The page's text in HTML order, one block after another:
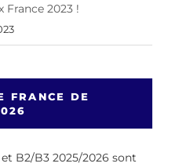
France 2023 !
FRANCE DE
B2/B3 2025/2026 sont